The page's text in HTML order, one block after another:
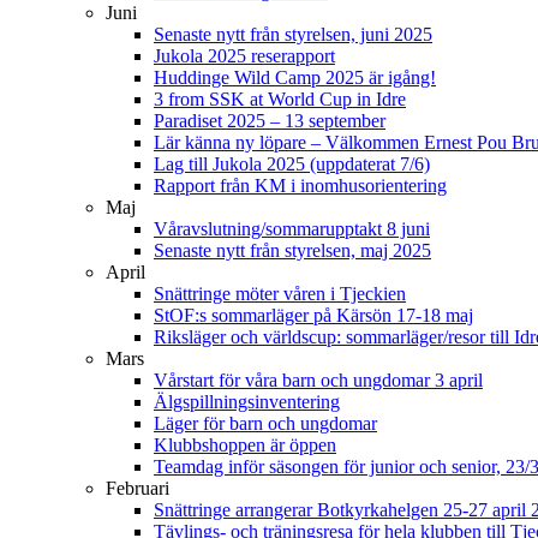
Juni
Senaste nytt från styrelsen, juni 2025
Jukola 2025 reserapport
Huddinge Wild Camp 2025 är igång!
3 from SSK at World Cup in Idre
Paradiset 2025 – 13 september
Lär känna ny löpare – Välkommen Ernest Pou
Lag till Jukola 2025 (uppdaterat 7/6)
Rapport från KM i inomhusorientering
Maj
Våravslutning/sommarupptakt 8 juni
Senaste nytt från styrelsen, maj 2025
April
Snättringe möter våren i Tjeckien
StOF:s sommarläger på Kärsön 17-18 maj
Riksläger och världscup: sommarläger/resor till
Mars
Vårstart för våra barn och ungdomar 3 april
Älgspillningsinventering
Läger för barn och ungdomar
Klubbshoppen är öppen
Teamdag inför säsongen för junior och senior, 23/3
Februari
Snättringe arrangerar Botkyrkahelgen 25-27 april
Tävlings- och träningsresa för hela klubben till